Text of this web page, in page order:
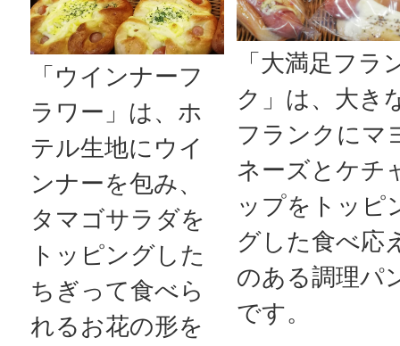
「ウインナーフ
ラワー」は、ホ
テル生地にウイ
ンナーを包み、
タマゴサラダを
トッピングした
ちぎって食べら
れるお花の形を
「大満足フラ
ク」は、大き
フランクにマ
ネーズとケチ
ップをトッピ
グした食べ応
のある調理パ
です。